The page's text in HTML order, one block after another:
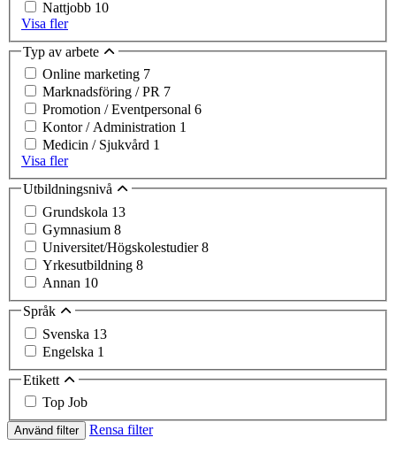
Nattjobb 10
Visa fler
Typ av arbete
Online marketing 7
Marknadsföring / PR 7
Promotion / Eventpersonal 6
Kontor / Administration 1
Medicin / Sjukvård 1
Visa fler
Utbildningsnivå
Grundskola 13
Gymnasium 8
Universitet/Högskolestudier8
Yrkesutbildning 8
Annan 10
Språk
Svenska 13
Engelska 1
Etikett
Top Job
Använd filter Rensa filter